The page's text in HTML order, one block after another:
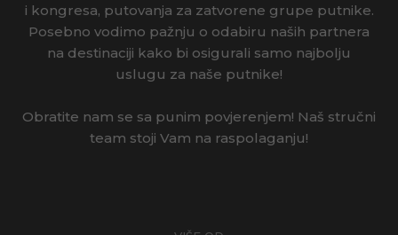
i kongresa, putovanja za zatvorene grupe putnike.
Posebno vodimo pažnju o odabiru naših partnera
na destinaciji kako bi osigurali samo najbolju
uslugu za naše putnike!
Obratite nam se sa punim povjerenjem! Naš stručni
team stoji Vam na raspolaganju!